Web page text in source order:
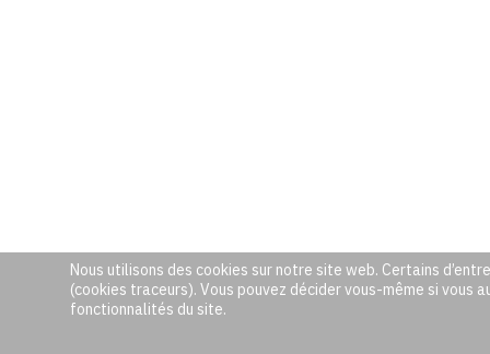
Nous utilisons des cookies sur notre site web. Certains
(cookies traceurs). Vous pouvez décider vous-même si vous
fonctionnalités du site.